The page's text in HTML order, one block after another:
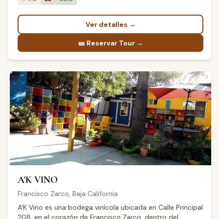
cálidos y noches frescas que favorecen la concentración
Ver detalles →
🎫 Reservar Tour →
A'K VINO
Francisco Zarco, Baja California
A'K Vino es una bodega vinícola ubicada en Calle Principal
208, en el corazón de Francisco Zarco, dentro del